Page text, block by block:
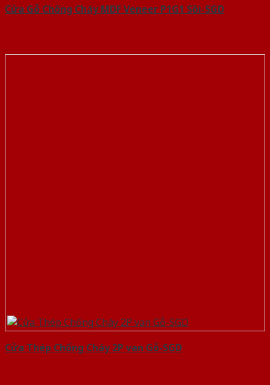
Cửa Gỗ Chống Cháy MDF Veneer P1G1 Sồi-SGD
Cửa Thép Chống Cháy 2P van Gỗ-SGD